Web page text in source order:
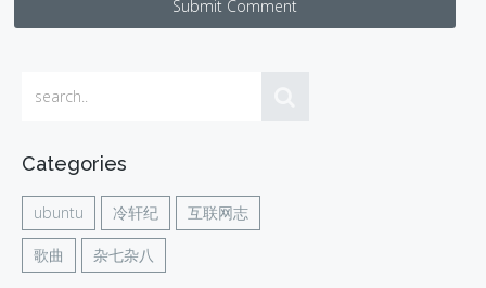
Submit Comment
Categories
ubuntu 冷轩纪 互联网志
歌曲 杂七杂八